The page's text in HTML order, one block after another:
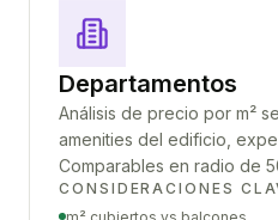
Departamentos
Análisis de precio por m²
amenities del edificio,
Comparables en radio de
CONSIDERACIONES